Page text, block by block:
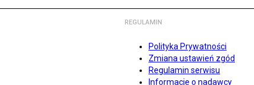
REGULAMIN
Polityka Prywatności
Zmiana ustawień zgód
Regulamin serwisu
Informacje o nadawcy